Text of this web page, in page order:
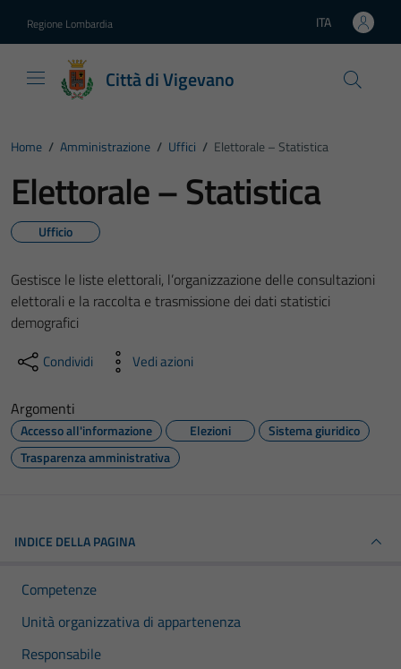
Regione Lombardia Lingua attiva:
ITA
Città di Vigevano
Home / Amministrazione / Uffici / Elettorale – Statistica
Elettorale – Statistica
Ufficio
Gestisce le liste elettorali, l’organizzazione delle consultazioni
elettorali e la raccolta e trasmissione dei dati statistici
demografici
Condividi Vedi azioni
Argomenti
Accesso all'informazione Elezioni
Sistema giuridico
Trasparenza amministrativa
INDICE DELLA PAGINA
Competenze
Unità organizzativa di appartenenza
Responsabile